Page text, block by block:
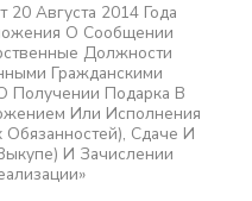
Августа 2014 Года
О Сообщении
Должности
Гражданскими
Получении Подарка В
Или Исполнения
Сдаче И
И Зачислении